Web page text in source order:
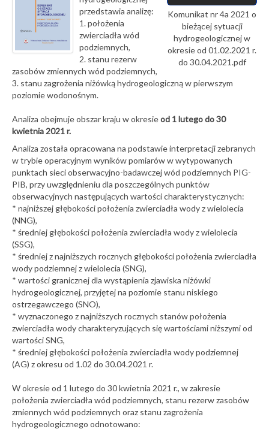
Komunikat nr 4a 2021 o
bieżącej sytuacji
hydrogeologicznej w
okresie od 01.02.2021 r.
do 30.04.2021.pdf
przedstawia analizę:
1. położenia
zwierciadła wód
podziemnych,
2. stanu rezerw
zasobów zmiennych wód podziemnych,
3. stanu zagrożenia niżówką hydrogeologiczną w pierwszym
poziomie wodonośnym.
Analiza obejmuje obszar kraju w okresieod 1 lutego do 30
kwietnia 2021 r.
Analiza została opracowana na podstawie interpretacji zebranych
w trybie operacyjnym wyników pomiarów w wytypowanych
punktach sieci obserwacyjno-badawczej wód podziemnych PIG-
PIB, przy uwzględnieniu dla poszczególnych punktów
obserwacyjnych następujących wartości charakterystycznych:
* najniższej głębokości położenia zwierciadła wody z wielolecia
(NNG),
* średniej głębokości położenia zwierciadła wody z wielolecia
(SSG),
* średniej z najniższych rocznych głębokości położenia zwierciadła
wody podziemnej z wielolecia (SNG),
* wartości granicznej dla wystąpienia zjawiska niżówki
hydrogeologicznej, przyjętej na poziomie stanu niskiego
ostrzegawczego (SNO),
* wyznaczonego z najniższych rocznych stanów położenia
zwierciadła wody charakteryzujących się wartościami niższymi od
wartości SNG,
* średniej głębokości położenia zwierciadła wody podziemnej
(AG) z okresu od 1.02 do 30.04.2021 r.
W okresie od 1 lutego do 30 kwietnia 2021 r., w zakresie
położenia zwierciadła wód podziemnych, stanu rezerw zasobów
zmiennych wód podziemnych oraz stanu zagrożenia
hydrogeologicznego odnotowano: